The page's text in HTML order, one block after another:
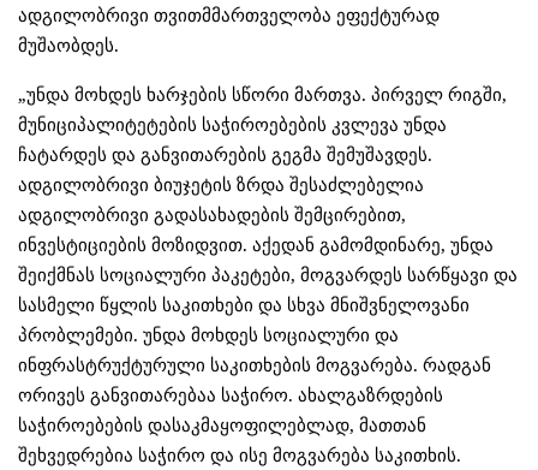
ადგილობრივი თვითმმართველობა ეფექტურად
მუშაობდეს.
„უნდა მოხდეს ხარჯების სწორი მართვა. პირველ რიგში,
მუნიციპალიტეტების საჭიროებების კვლევა უნდა
ჩატარდეს და განვითარების გეგმა შემუშავდეს.
ადგილობრივი ბიუჯეტის ზრდა შესაძლებელია
ადგილობრივი გადასახადების შემცირებით,
ინვესტიციების მოზიდვით. აქედან გამომდინარე, უნდა
შეიქმნას სოციალური პაკეტები, მოგვარდეს სარწყავი და
სასმელი წყლის საკითხები და სხვა მნიშვნელოვანი
პრობლემები. უნდა მოხდეს სოციალური და
ინფრასტრუქტურული საკითხების მოგვარება. რადგან
ორივეს განვითარებაა საჭირო. ახალგაზრდების
საჭიროებების დასაკმაყოფილებლად, მათთან
შეხვედრებია საჭირო და ისე მოგვარება საკითხის.